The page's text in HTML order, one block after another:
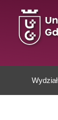
Wydział